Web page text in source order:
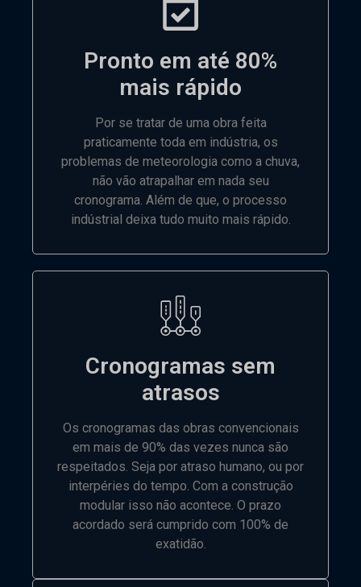
Pronto em até 80%
mais rápido
Por se tratar de uma obra feita
praticamente toda em indústria, os
problemas de meteorologia como a chuva,
não vão atrapalhar em nada seu
cronograma. Além de que, o processo
indústrial deixa tudo muito mais rápido.
Cronogramas sem
atrasos
Os cronogramas das obras convencionais
em mais de 90% das vezes nunca são
respeitados. Seja por atraso humano, ou por
interpéries do tempo. Com a construção
modular isso não acontece. O prazo
acordado será cumprido com 100% de
exatidão.